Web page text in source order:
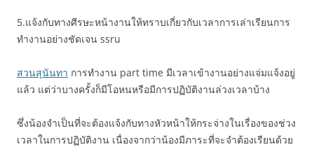
5.แจ้งกับทางศีรษะหน้างานให้ทราบเกี่ยวกับเวลาการเล่าเรียนการ
ทำงานอย่างชัดเจน ssru
สวนสุนันทา การทำงาน part time มีเวลาเข้างานอย่างแจ่มแจ้งอยู่
แล้ว แต่ว่าบางครั้งก็มีโอหนหรือมีการปฏิบัติงานล่วงเวลาบ้าง
ซึ่งน้องจำเป็นที่จะต้องแจ้งกับทางหัวหน้าให้กระจ่างในเรื่องของช่วง
เวลาในการปฏิบัติงาน เนื่องจากว่าน้องมีภาระที่จะจำต้องเรียนด้วย